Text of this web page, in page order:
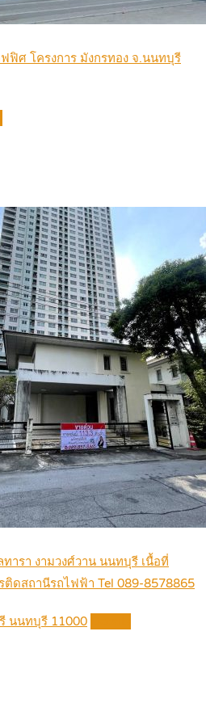
ฟิศ โครงการ มังกรทอง จ.นนทบุรี
ารา งามวงศ์วาน นนทบุรี เนื้อที่
ติดสถานีรถไฟฟ้า Tel 089-8578865
นนทบุรี 11000